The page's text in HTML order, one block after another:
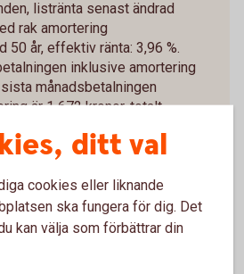
listränta senast ändrad
rak amortering
50 år, effektiv ränta: 3,96 %.
inklusive amortering
månadsbetalningen
är 1 672 kronor, totalt
974 121 kronor. Antalet
stycken.
månatliga aviseringar, utan
aviseringskostnad.
650 kronor tillkommer. Vid
ditt val
cookies eller liknande
ska fungera för dig. Det
kan välja som förbättrar din